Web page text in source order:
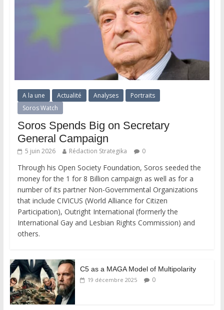
A la une Actualité Analyses
Portraits
Soros Watch
Soros Spends Big on Secretary
General Campaign
5 juin 2026 Rédaction Strategika 0
Through his Open Society Foundation, Soros seeded the
money for the 1 for 8 Billion campaign as well as for a
number of its partner Non-Governmental Organizations
that include CIVICUS (World Alliance for Citizen
Participation), Outright International (formerly the
International Gay and Lesbian Rights Commission) and
others.
C5 as a MAGA Model of Multipolarity
19 décembre 2025 0